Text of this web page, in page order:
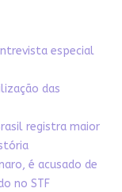
especial
das
registra maior
é acusado de
no STF